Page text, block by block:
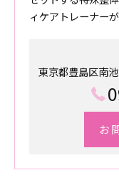
ィケアトレーナーが
東京都豊島区南
お